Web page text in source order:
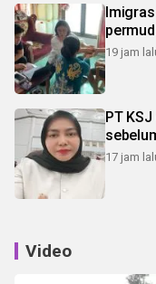
19 jam
PT
17 jam
Video